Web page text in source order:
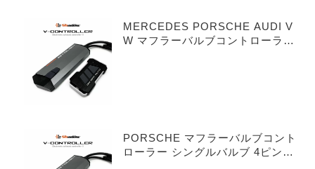
MERCEDES PORSCHE AUDI V
W マフラーバルブコントローラー
PORSCHE マフラーバルブコント
ローラー シングルバルブ 4ピンタ